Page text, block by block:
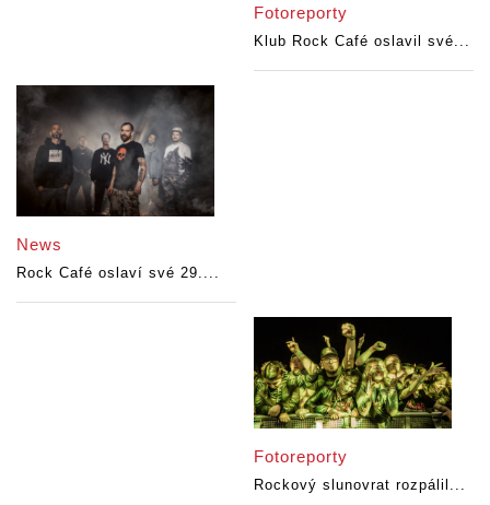
Fotoreporty
Klub Rock Café oslavil své...
News
Rock Café oslaví své 29....
Fotoreporty
Rockový slunovrat rozpálil...